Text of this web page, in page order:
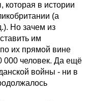
которая в истории
(а
Но зачем из
им
их прямой вине
000 человек. Да ещё
войны - ни в